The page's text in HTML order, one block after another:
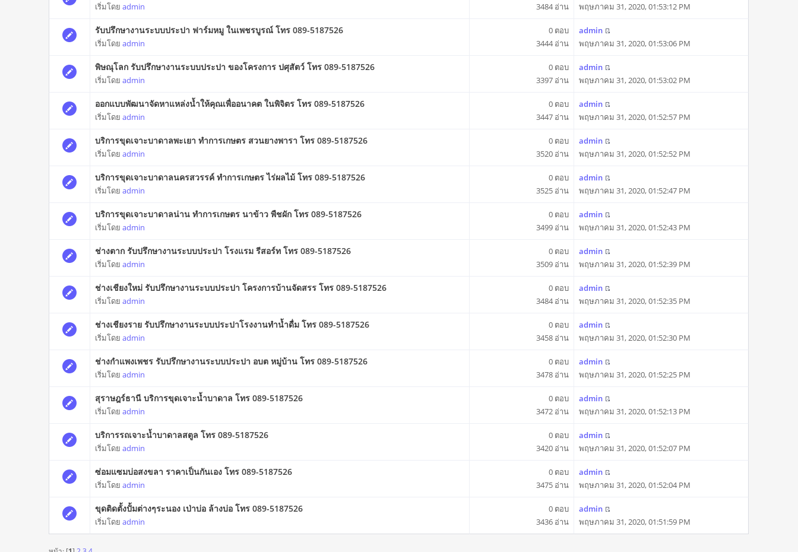
เริ่มโดยadmin
3484 อ่าน
พฤษภาคม 31, 2020, 01:53:12 PM
รับปรึกษางานระบบประปา ฟาร์มหมู ในเพชรบูรณ์ โทร 089-5187526
เริ่มโดยadmin
0 ตอบ
3444 อ่าน
admin
พฤษภาคม 31, 2020, 01:53:06 PM
พิษณุโลก รับปรึกษางานระบบประปา ของโครงการ ปศุสัตว์ โทร 089-5187526
เริ่มโดยadmin
0 ตอบ
3397 อ่าน
admin
พฤษภาคม 31, 2020, 01:53:02 PM
ออกแบบพัฒนาจัดหาแหล่งน้ำให้คุณเพื่ออนาคต ในพิจิตร โทร 089-5187526
เริ่มโดยadmin
0 ตอบ
3447 อ่าน
admin
พฤษภาคม 31, 2020, 01:52:57 PM
บริการขุดเจาะบาดาลพะเยา ทำการเกษตร สวนยางพารา โทร 089-5187526
เริ่มโดยadmin
0 ตอบ
3520 อ่าน
admin
พฤษภาคม 31, 2020, 01:52:52 PM
บริการขุดเจาะบาดาลนครสวรรค์ ทำการเกษตร ไร่ผลไม้ โทร 089-5187526
เริ่มโดยadmin
0 ตอบ
3525 อ่าน
admin
พฤษภาคม 31, 2020, 01:52:47 PM
บริการขุดเจาะบาดาลน่าน ทำการเกษตร นาข้าว พืชผัก โทร 089-5187526
เริ่มโดยadmin
0 ตอบ
3499 อ่าน
admin
พฤษภาคม 31, 2020, 01:52:43 PM
ช่างตาก รับปรึกษางานระบบประปา โรงแรม รีสอร์ท โทร 089-5187526
เริ่มโดยadmin
0 ตอบ
3509 อ่าน
admin
พฤษภาคม 31, 2020, 01:52:39 PM
ช่างเชียงใหม่ รับปรึกษางานระบบประปา โครงการบ้านจัดสรร โทร 089-5187526
เริ่มโดยadmin
0 ตอบ
3484 อ่าน
admin
พฤษภาคม 31, 2020, 01:52:35 PM
ช่างเชียงราย รับปรึกษางานระบบประปาโรงงานทำน้ำดื่ม โทร 089-5187526
เริ่มโดยadmin
0 ตอบ
3458 อ่าน
admin
พฤษภาคม 31, 2020, 01:52:30 PM
ช่างกำแพงเพชร รับปรึกษางานระบบประปา อบต หมู่บ้าน โทร 089-5187526
เริ่มโดยadmin
0 ตอบ
3478 อ่าน
admin
พฤษภาคม 31, 2020, 01:52:25 PM
สุราษฎร์ธานี บริการขุดเจาะน้ำบาดาล โทร 089-5187526
เริ่มโดยadmin
0 ตอบ
3472 อ่าน
admin
พฤษภาคม 31, 2020, 01:52:13 PM
บริการรถเจาะน้ำบาดาลสตูล โทร 089-5187526
เริ่มโดยadmin
0 ตอบ
3420 อ่าน
admin
พฤษภาคม 31, 2020, 01:52:07 PM
ซ่อมแซมบ่อสงขลา ราคาเป็นกันเอง โทร 089-5187526
เริ่มโดยadmin
0 ตอบ
3475 อ่าน
admin
พฤษภาคม 31, 2020, 01:52:04 PM
ขุดติดตั้งปั้มต่างๆระนอง เป่าบ่อ ล้างบ่อ โทร 089-5187526
เริ่มโดยadmin
0 ตอบ
3436 อ่าน
admin
พฤษภาคม 31, 2020, 01:51:59 PM